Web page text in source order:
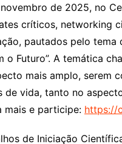
de 2025, no
críticos, networking
pautados pelo tema
o Futuro”. A temática
mais amplo, serem
de vida, tanto no
mais e participe: https://
de Iniciação